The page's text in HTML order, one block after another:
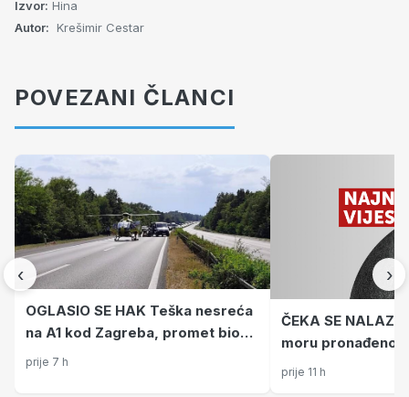
Izvor: Hina
Autor: Krešimir Cestar
POVEZANI ČLANCI
‹
OGLASIO SE HAK Teška nesreća
na A1 kod Zagreba, promet bio
obustavljen, ogromna kolona
prije 7 h
ČEKA SE NALAZ
moru pronađeno
o kome se radi
prije 11 h
›